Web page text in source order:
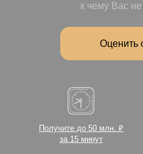
к чему Вас
Оценить
Получите до 50 млн. ₽
за 15 минут